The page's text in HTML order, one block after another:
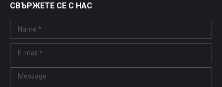
СВЪРЖЕТЕ СЕ С НАС
Name *
E-mail *
Message